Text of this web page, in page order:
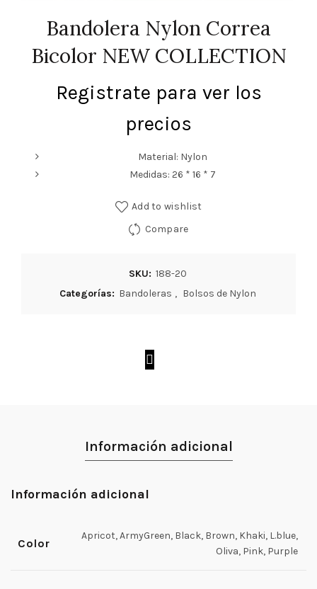
Bandolera Nylon Correa
Bicolor NEW COLLECTION
Registrate para ver los
precios
Material: Nylon
Medidas: 26 * 16 * 7
Add to wishlist
Compare
SKU: 188-20
Categorías: Bandoleras , Bolsos de Nylon
Información adicional
Información adicional
Color
Apricot, ArmyGreen, Black, Brown, Khaki, L.blue,
Oliva, Pink, Purple